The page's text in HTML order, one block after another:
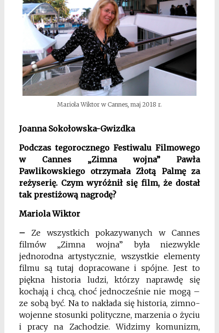
Mariola Wiktor w Cannes, maj 2018 r.
Joanna Sokołowska-Gwizdka
Podczas tegorocznego Festiwalu Filmowego
w Cannes „Zimna wojna” Pawła
Pawlikowskiego otrzymała Złotą Palmę za
reżyserię. Czym wyróżnił się film, że dostał
tak prestiżową nagrodę?
Mariola Wiktor
– Ze wszystkich pokazywanych w Cannes
filmów „Zimna wojna” była niezwykle
jednorodna artystycznie, wszystkie elementy
filmu są tutaj dopracowane i spójne. Jest to
piękna historia ludzi, którzy naprawdę się
kochają i chcą, choć jednocześnie nie mogą –
ze sobą być. Na to nakłada się historia, zimno-
wojenne stosunki polityczne, marzenia o życiu
i pracy na Zachodzie. Widzimy komunizm,